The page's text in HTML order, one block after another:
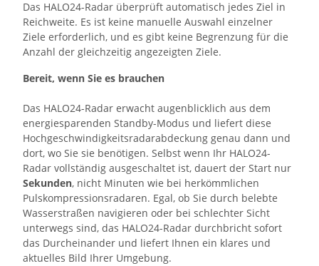
Das HALO24-Radar überprüft automatisch jedes Ziel in
Reichweite. Es ist keine manuelle Auswahl einzelner
Ziele erforderlich, und es gibt keine Begrenzung für die
Anzahl der gleichzeitig angezeigten Ziele.
Bereit, wenn Sie es brauchen
Das HALO24-Radar erwacht augenblicklich aus dem
energiesparenden Standby-Modus und liefert diese
Hochgeschwindigkeitsradarabdeckung genau dann und
dort, wo Sie sie benötigen. Selbst wenn Ihr HALO24-
Radar vollständig ausgeschaltet ist, dauert der Start nur
Sekunden, nicht Minuten wie bei herkömmlichen
Pulskompressionsradaren. Egal, ob Sie durch belebte
Wasserstraßen navigieren oder bei schlechter Sicht
unterwegs sind, das HALO24-Radar durchbricht sofort
das Durcheinander und liefert Ihnen ein klares und
aktuelles Bild Ihrer Umgebung.